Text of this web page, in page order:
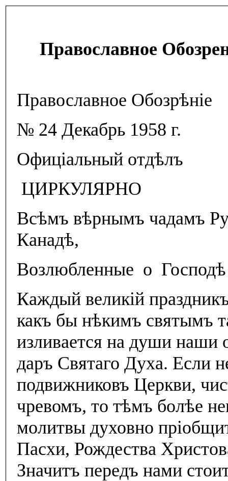
Православное
Православное Обозрѣнiе
№ 24 Декабрь 1958 г.
Офицiальный отдѣлъ
ЦИРКУЛЯРНО
Всѣмъ вѣрнымъ чадамъ
Канадѣ,
Возлюбленные о
Каждый великiй
какъ бы нѣкимъ святымъ
изливается на души наши
даръ Святаго Духа. Если
подвижниковъ Церкви,
чревомъ, то тѣмъ болѣе
молитвы духовно
Пасхи, Рождества
Значитъ передъ нами